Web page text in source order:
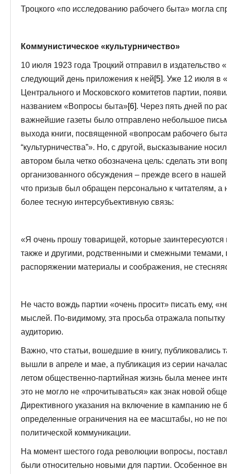
Троцкого «по исследованию рабочего быта» могла
Коммунистическое «культурничество»
10 июля 1923 года Троцкий отправил в издательство
следующий день приложения к ней[5]. Уже 12 июля в
Центрального и Московского комитетов партии,
названием «Вопросы быта»[6]. Через пять дней по
важнейшие газеты было отправлено небольшое
выхода книги, посвященной «вопросам рабочего
“культурничества”». Но, с другой, высказывание
автором была четко обозначена цель: сделать эти
организованного обсуждения – прежде всего в
что призыв был обращен персонально к читателям, а
более тесную интерсубъективную связь:
«Я очень прошу товарищей, которые
также и другими, родственными и смежными
распоряжении материалы и соображения, не
Не часто вождь партии «очень просит» писать ему,
мыслей. По-видимому, эта просьба отражала
аудиторию.
Важно, что статьи, вошедшие в книгу,
вышли в апреле и мае, а публикация из серии
летом общественно-партийная жизнь была менее
это не могло не «прочитываться» как знак новой
Директивного указания на включение в кампанию не
определенные ограничения на ее масштабы, но не
политической коммуникации.
На момент шестого года революции вопросы,
были относительно новыми для партии. Особенное